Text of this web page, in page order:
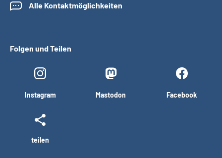
Alle Kontaktmöglichkeiten
Folgen und Teilen
Instagram Mastodon Facebook
teilen